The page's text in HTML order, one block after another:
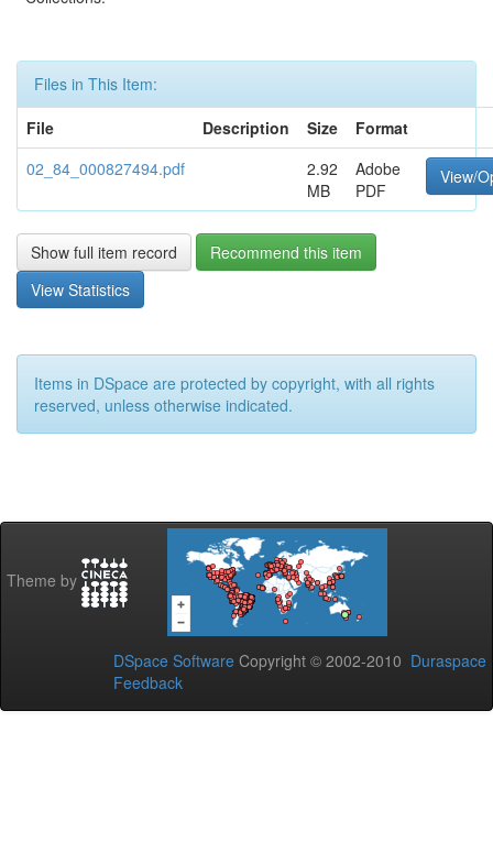
Files in This Item:
File
Description Size
Format
02_84_000827494.pdf
2.92
MB
Adobe
PDF
View/
Show full item record
Recommend this item
View Statistics
Items in DSpace are protected by copyright, with all rights
reserved, unless otherwise indicated.
Theme by
DSpace Software Copyright © 2002-2010 Duraspace
Feedback